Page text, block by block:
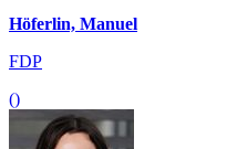
Höferlin, Manuel
FDP
()